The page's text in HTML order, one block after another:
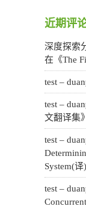
近期评
深度探索
在《The
test –
test –
文翻译集》
test –
System(译)
test –